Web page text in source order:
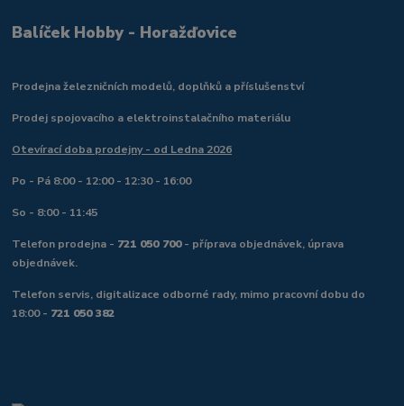
Balíček Hobby - Horažďovice
Prodejna železničních modelů, doplňků a příslušenství
Prodej spojovacího a elektroinstalačního materiálu
Otevírací doba prodejny - od Ledna 2026
Po - Pá 8:00 - 12:00 - 12:30 - 16:00
So - 8:00 - 11:45
Telefon prodejna - 721 050 700- příprava objednávek, úprava
objednávek.
Telefon servis, digitalizace odborné rady, mimo pracovní dobu do
18:00 - 721 050 382